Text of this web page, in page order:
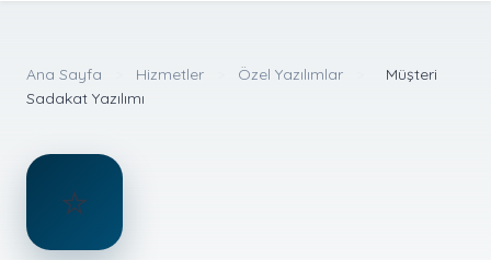
Ana Sayfa Hizmetler Özel Yazılımlar
Müşteri
Sadakat Yazılımı
⭐